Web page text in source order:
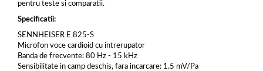
pentru teste si comparatii.
Specificatii:
SENNHEISER E 825-S
Microfon voce cardioid cu intrerupator
Banda de frecvente: 80 Hz - 15 kHz
Sensibilitate in camp deschis, fara incarcare: 1.5 mV/Pa